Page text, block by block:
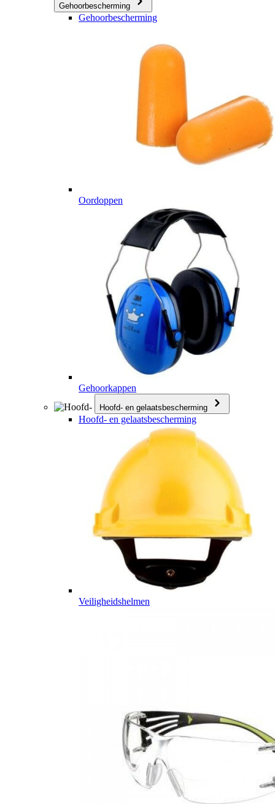
Gehoorbescherming
Gehoorbescherming
Oordoppen
Gehoorkappen
Hoofd- en gelaatsbescherming
Hoofd- en gelaatsbescherming
Veiligheidshelmen